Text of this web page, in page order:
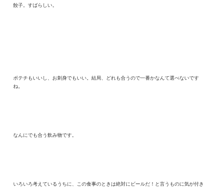
餃子。すばらしい。
ポテチもいいし、お刺身でもいい。結局、どれも合うので一番かなんて選べないです
ね。
なんにでも合う飲み物です。
いろいろ考えているうちに、この食事のときは絶対にビールだ！と言うものに気が付き